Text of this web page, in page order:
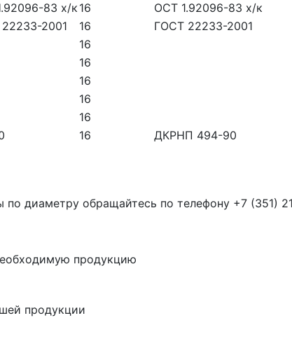
83 х/к16
ОСТ 1.92096-83 х/к
2001
16
ГОСТ 22233-2001
16
16
16
16
16
16
ДКРНП 494-90
диаметру обращайтесь по телефону +7 (351)
продукцию
продукции